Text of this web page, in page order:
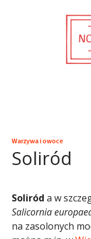
Warzywa i owoce
Soliród
Soliród a w
Salicornia
na zasolonych